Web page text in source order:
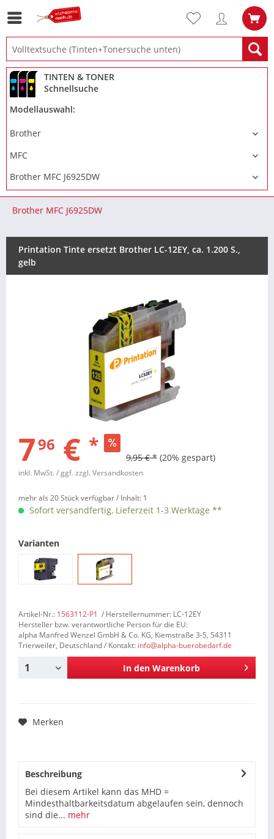
TINTEN & TONER
Schnellsuche
Modellauswahl:
Brother MFC J6925DW
Printation Tinte ersetzt Brother LC-12EY, ca. 1.200 S.,
gelb
796 € *
9,95 € * (20% gespart)
inkl. MwSt. / ggf. zzgl. Versandkosten
mehr als 20 Stück verfügbar / Inhalt: 1
Sofort versandfertig, Lieferzeit 1-3 Werktage **
Varianten
Artikel-Nr.: 1563112-P1 / Herstellernummer: LC-12EY
Hersteller bzw. verantwortliche Person für die EU:
alpha Manfred Wenzel GmbH & Co. KG, Kiemstraße 3-5, 54311
Trierweiler, Deutschland / Kontakt: info@alpha-buerobedarf.de
In den Warenkorb
Merken
Beschreibung
Bei diesem Artikel kann das MHD =
Mindesthaltbarkeitsdatum abgelaufen sein, dennoch
sind die... mehr